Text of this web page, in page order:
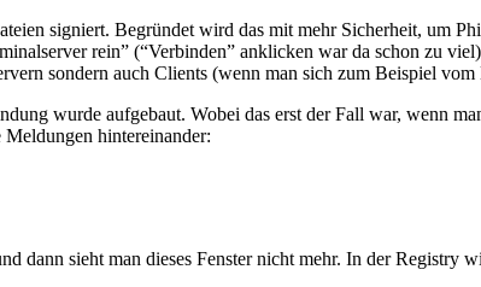
signiert. Begründet wird das mit mehr Sicherheit, um
rein” (“Verbinden” anklicken war da schon zu
sondern auch Clients (wenn man sich zum Beispiel
wurde aufgebaut. Wobei das erst der Fall war, wenn
hintereinander:
dann sieht man dieses Fenster nicht mehr. In der Registry